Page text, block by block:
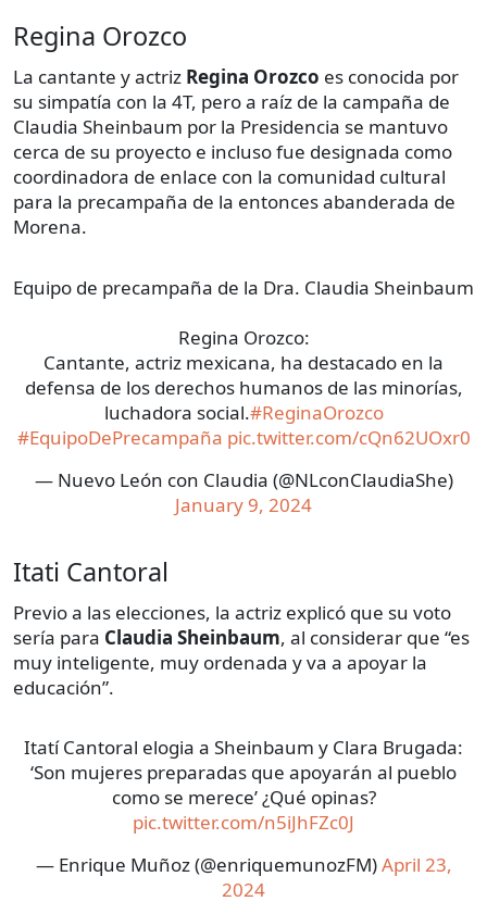
Regina Orozco
La cantante y actriz Regina Orozco es conocida por
su simpatía con la 4T, pero a raíz de la campaña de
Claudia Sheinbaum por la Presidencia se mantuvo
cerca de su proyecto e incluso fue designada como
coordinadora de enlace con la comunidad cultural
para la precampaña de la entonces abanderada de
Morena.
Equipo de precampaña de la Dra. Claudia Sheinbaum
Regina Orozco:
Cantante, actriz mexicana, ha destacado en la
defensa de los derechos humanos de las minorías,
luchadora social.#ReginaOrozco
#EquipoDePrecampaña pic.twitter.com/cQn62UOxr0
— Nuevo León con Claudia (@NLconClaudiaShe)
January 9, 2024
Itati Cantoral
Previo a las elecciones, la actriz explicó que su voto
sería para Claudia Sheinbaum, al considerar que “es
muy inteligente, muy ordenada y va a apoyar la
educación”.
Itatí Cantoral elogia a Sheinbaum y Clara Brugada:
‘Son mujeres preparadas que apoyarán al pueblo
como se merece’ ¿Qué opinas?
pic.twitter.com/n5iJhFZc0J
— Enrique Muñoz (@enriquemunozFM)April 23,
2024